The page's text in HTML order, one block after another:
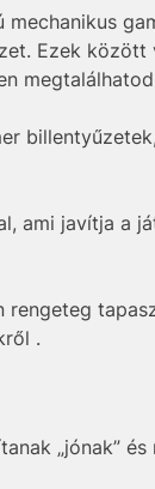
mechanikus
Ezek
ami javítja a
rengeteg
.
„jónak”